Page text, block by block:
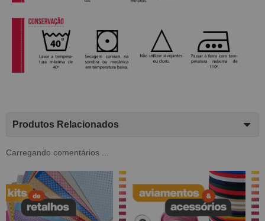
Produtos Relacionados
Carregando comentários ...